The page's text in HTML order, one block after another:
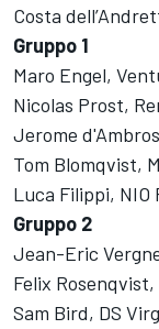
Costa
Gruppo 1
Maro Engel,
Nicolas Prost,
Jerome
Tom Blomqvist,
Luca Filippi, NIO
Gruppo 2
Jean-Eric
Felix
Sam Bird, DS